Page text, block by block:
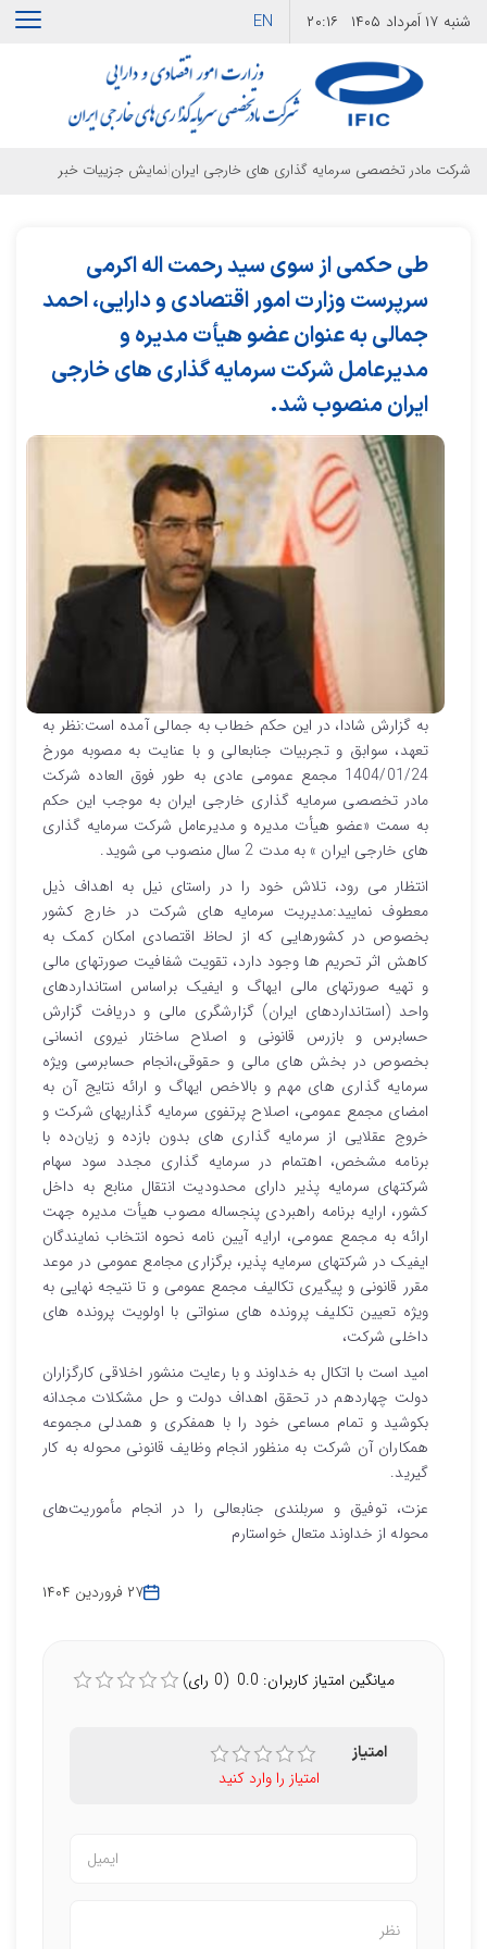
شنبه ۱۷ اَمرداد ۱۴۰۵ ۲۰:۱۶ EN
شرکت مادر تخصصی سرمایه گذاری های خارجی ایران|نمایش جزییات خبر
طی حکمی از سوی سید رحمت اله اکرمی
سرپرست وزارت امور اقتصادی و دارایی، احمد
جمالی به عنوان عضو هیأت مدیره و
مدیرعامل شرکت سرمایه گذاری های خارجی
ایران منصوب شد.
۲۷ فروردین ۱۴۰۴
به گزارش شادا، در این حکم خطاب به جمالی آمده است:نظر به
تعهد، سوابق و تجربیات جنابعالی و با عنایت به مصوبه مورخ
1404/01/24 مجمع عمومی عادی به طور فوق العاده شرکت
مادر تخصصی سرمایه گذاری خارجی ایران به موجب این حکم
به سمت «عضو هیأت مدیره و مدیرعامل شرکت سرمایه گذاری
های خارجی ایران » به مدت 2 سال منصوب می شوید.
انتظار می رود، تلاش خود را در راستای نیل به اهداف ذیل
معطوف نمایید:مدیریت سرمایه های شرکت در خارج کشور
بخصوص در کشورهایی که از لحاظ اقتصادی امکان کمک به
کاهش اثر تحریم ها وجود دارد، تقویت شفافیت صورتهای مالی
و تهیه صورتهای مالی ایهاگ و ایفیک براساس استانداردهای
واحد (استانداردهای ایران) گزارشگری مالی و دریافت گزارش
حسابرس و بازرس قانونی و اصلاح ساختار نیروی انسانی
بخصوص در بخش های مالی و حقوقی،انجام حسابرسی ویژه
سرمایه گذاری های مهم و بالاخص ایهاگ و ارائه نتایج آن به
امضای مجمع عمومی، اصلاح پرتفوی سرمایه گذاریهای شرکت و
خروج عقلایی از سرمایه گذاری های بدون بازده و زیان‌ده با
برنامه مشخص، اهتمام در سرمایه گذاری مجدد سود سهام
شرکتهای سرمایه پذیر دارای محدودیت انتقال منابع به داخل
کشور، ارایه برنامه راهبردی پنجساله مصوب هیأت مدیره جهت
ارائه به مجمع عمومی، ارایه آیین نامه نحوه انتخاب نمایندگان
ایفیک در شرکتهای سرمایه پذیر، برگزاری مجامع عمومی در موعد
مقرر قانونی و پیگیری تکالیف مجمع عمومی و تا نتیجه نهایی به
ویژه تعیین تکلیف پرونده های سنواتی با اولویت پرونده های
داخلی شرکت،
امید است با اتکال به خداوند و با رعایت منشور اخلاقی کارگزاران
دولت چهاردهم در تحقق اهداف دولت و حل مشکلات مجدانه
بکوشید و تمام مساعی خود را با همفکری و همدلی مجموعه
همکاران آن شرکت به منظور انجام وظایف قانونی محوله به کار
گیرید.
عزت، توفیق و سربلندی جنابعالی را در انجام مأموریت‌های
محوله از خداوند متعال خواستارم
میانگین امتیاز کاربران: 0.0 (0 رای)
امتیاز
امتیاز را وارد کنید